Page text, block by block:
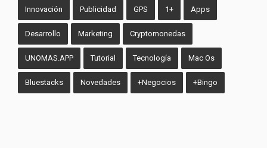
Innovación Publicidad GPS 1+ Apps
Desarrollo Marketing Cryptomonedas
UNOMAS.APP Tutorial Tecnología Mac Os
Bluestacks Novedades +Negocios +Bingo